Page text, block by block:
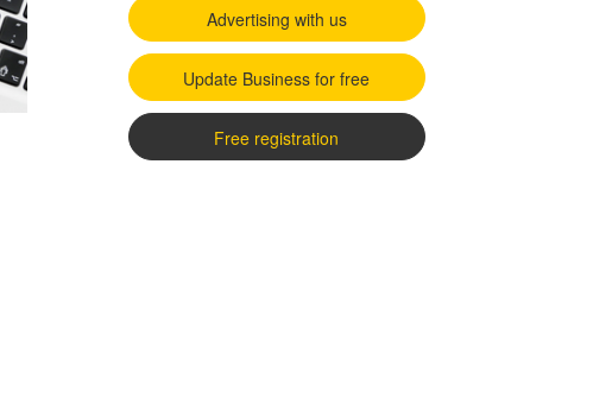
Advertising with us
Update Business for free
Free registration